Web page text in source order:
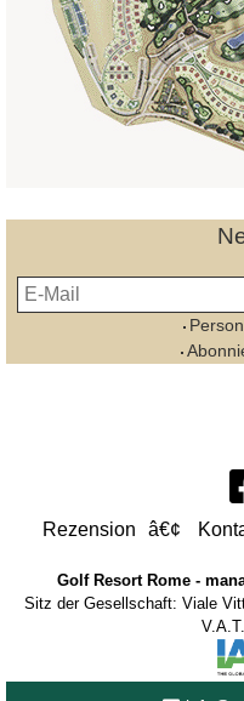
Person
Rezension
Golf Resort Rome -
Sitz der Gesellschaft: Viale